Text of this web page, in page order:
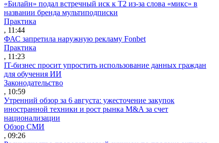
«Билайн» подал встречный иск к Т2 из-за слова «микс» в
названии бренда мультиподписки
Практика
, 11:44
ФАС запретила наружную рекламу Fonbet
Практика
, 11:23
IT-бизнес просит упростить использование данных граждан
для обучения ИИ
Законодательство
, 10:59
Утренний обзор за 6 августа: ужесточение закупок
иностранной техники и рост рынка M&A за счет
национализации
Обзор СМИ
, 09:26